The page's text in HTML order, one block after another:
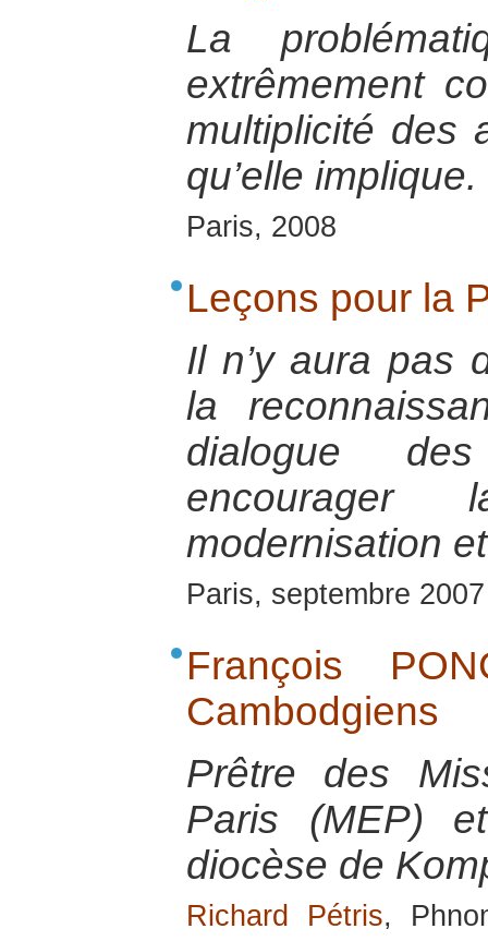
La
extrêmement
multiplicité des
qu’elle implique.
Paris, 2008
Leçons pour la
Il n’y aura pas
la
dialogue
modernisation
Paris, septembre 2007
François
Cambodgiens
Prêtre des
Paris (MEP)
diocèse de
Richard Pétris,